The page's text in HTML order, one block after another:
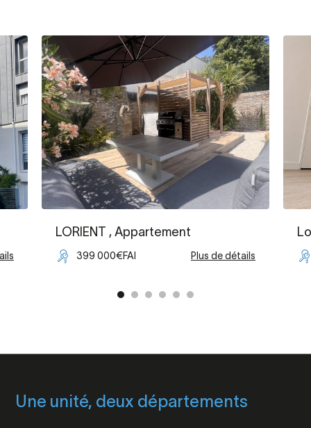
LORIENT , Appartement
399 000€FAI Plus de détails
Une unité, deux départements